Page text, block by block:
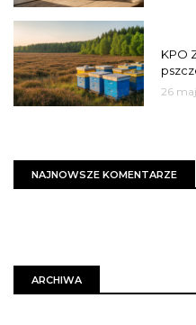
KPO
26
NAJNOWSZE KOMENTARZE
ARCHIWA